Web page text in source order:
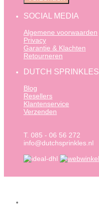
SOCIAL MEDIA
Algemene voorwaarden
Privacy
Garantie & Klachten
Retourneren
DUTCH SPRINKLES
Blog
Resellers
Klantenservice
Verzenden
T. 085 - 06 56 272
info@dutchsprinkles.nl